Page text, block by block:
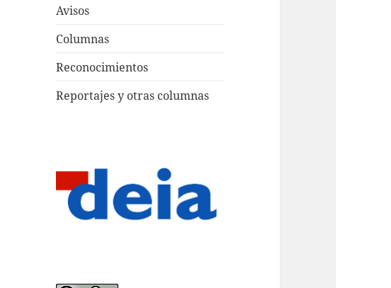
Avisos
Columnas
Reconocimientos
Reportajes y otras columnas